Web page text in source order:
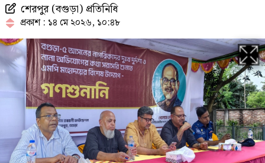
শেরপুর (বগুড়া) প্রতিনিধি
প্রকাশ : ১৪ মে ২০২৬, ১০:৪৮